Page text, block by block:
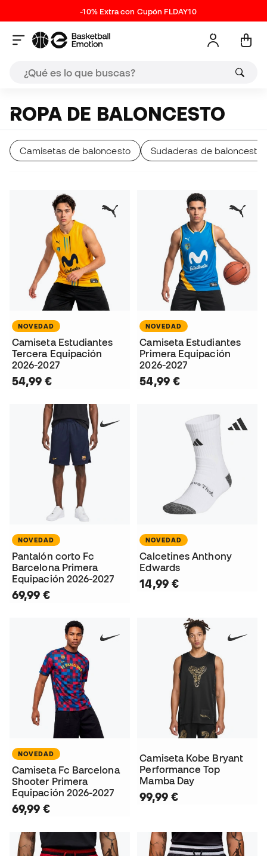
-10% Extra con Cupón FLDAY10
ROPA DE BALONCESTO
Camisetas de baloncesto Sudaderas de baloncesto
NOVEDAD
Camiseta Estudiantes
Tercera Equipación
2026-2027
54,99 €
NOVEDAD
Camiseta Estudiantes
Primera Equipación
2026-2027
54,99 €
NOVEDAD
Pantalón corto Fc
Barcelona Primera
Equipación 2026-2027
69,99 €
NOVEDAD
Calcetines Anthony
Edwards
14,99 €
NOVEDAD
Camiseta Fc Barcelona
Shooter Primera
Equipación 2026-2027
69,99 €
Camiseta Kobe Bryant
Performance Top
Mamba Day
99,99 €